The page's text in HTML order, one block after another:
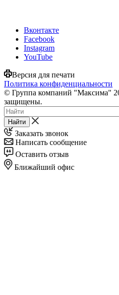
Вконтакте
Facebook
Instagram
YouTube
Версия для печати
Политика конфиденциальности
© Группа компаний "Максима"
защищены.
Найти
Заказать звонок
Написать сообщение
Оставить отзыв
Ближайший офис